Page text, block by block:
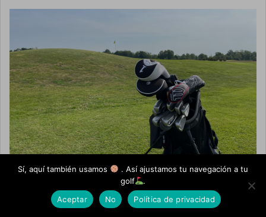
Sí, aquí también usamos
. Así ajustamos tu navegación a tu
golf
.
Aceptar
No Política de privacidad